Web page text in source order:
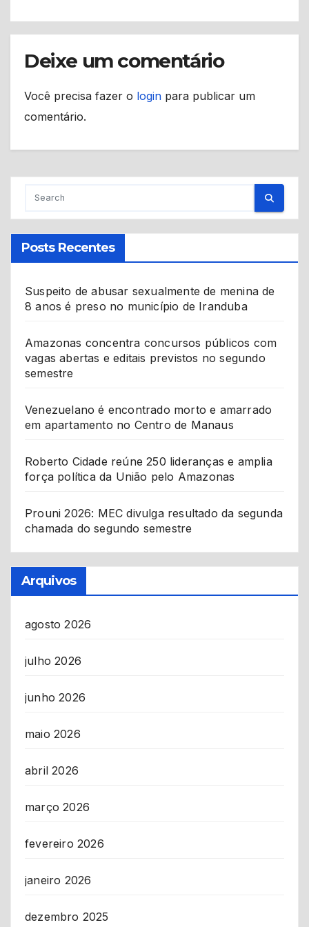
Deixe um comentário
Você precisa fazer o login para publicar um
comentário.
Posts Recentes
Suspeito de abusar sexualmente de menina de
8 anos é preso no município de Iranduba
Amazonas concentra concursos públicos com
vagas abertas e editais previstos no segundo
semestre
Venezuelano é encontrado morto e amarrado
em apartamento no Centro de Manaus
Roberto Cidade reúne 250 lideranças e amplia
força política da União pelo Amazonas
Prouni 2026: MEC divulga resultado da segunda
chamada do segundo semestre
Arquivos
agosto 2026
julho 2026
junho 2026
maio 2026
abril 2026
março 2026
fevereiro 2026
janeiro 2026
dezembro 2025